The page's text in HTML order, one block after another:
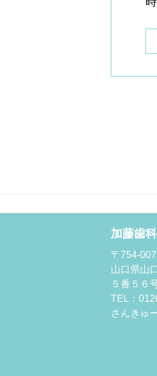
加藤歯
〒754-
山口県山
５番５６
TEL：
さんきゅ